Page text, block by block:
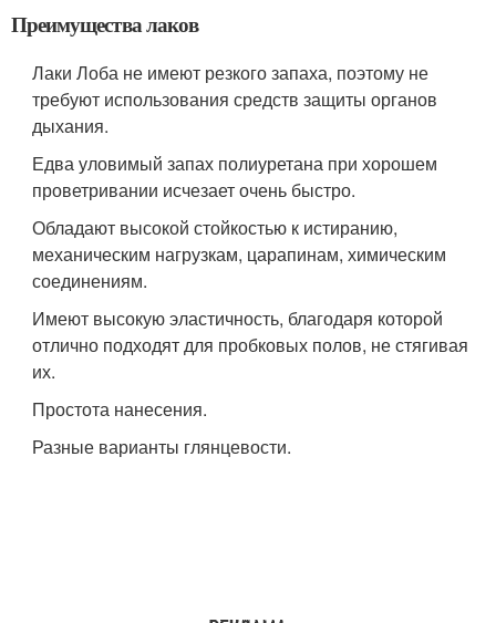
Преимущества лаков
Лаки Лоба не имеют резкого запаха, поэтому не
требуют использования средств защиты органов
дыхания.
Едва уловимый запах полиуретана при хорошем
проветривании исчезает очень быстро.
Обладают высокой стойкостью к истиранию,
механическим нагрузкам, царапинам, химическим
соединениям.
Имеют высокую эластичность, благодаря которой
отлично подходят для пробковых полов, не стягивая
их.
Простота нанесения.
Разные варианты глянцевости.